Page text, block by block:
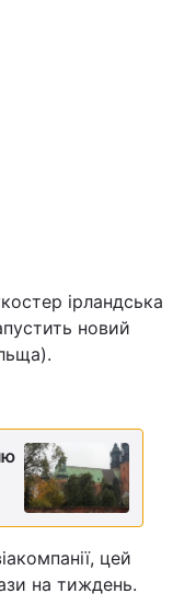
ірландська
новий
цей
на тиждень.